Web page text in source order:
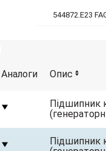
544872.E23
Аналоги Опис
Підшипник
Підшипник